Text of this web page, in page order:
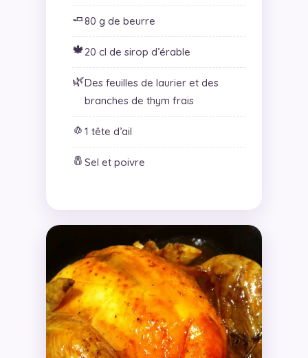
🧈80 g de beurre
🍁20 cl de sirop d’érable
🌿Des feuilles de laurier et des
branches de thym frais
🧄 1 tête d’ail
🧂 Sel et poivre